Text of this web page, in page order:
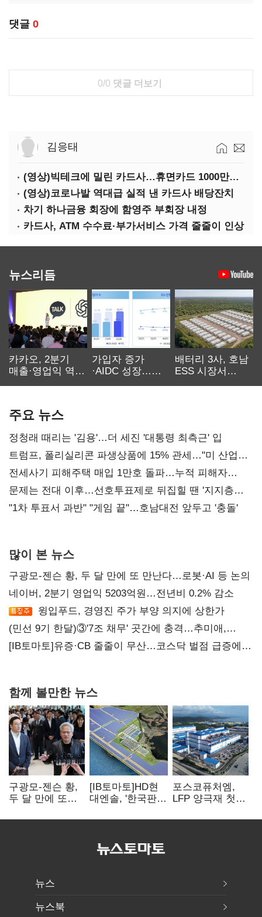
댓글 0
0/0 댓글 더보기
김응태
(영상)빅테크에 밀린 카드사…휴면카드 1000만장 육박
(영상)코로나발 역대급 실적 낸 카드사 배당잔치
차기 하나금융 회장에 함영주 부회장 내정
카드사, ATM 수수료·부가서비스 가격 줄줄이 인상
뉴스리듬
카카오, 2분기
매출·영업익 역대
가입자 증가
·AIDC 성장…
배터리 3사, 호남
ESS 시장서
주요 뉴스
정청래 때리는 '김용'…더 세진 '대통령 최측근' 입
트럼프, 폴리실리콘 파생상품에 15% 관세…"미 산업
재건"
전세사기 피해주택 매입 1만호 돌파…누적 피해자
4만278명
문제는 전대 이후…선호투표제로 뒤집힐 땐 '지지층
불복'
"1차 투표서 과반" "게임 끝"…호남대전 앞두고 '충돌'
많이 본 뉴스
구광모-젠슨 황, 두 달 만에 또 만난다…로봇·AI 등 논의
네이버, 2분기 영업익 5203억원…전년비 0.2% 감소
윙입푸드, 경영진 주가 부양 의지에 상한가
(민선 9기 한달)③'7조 채무' 곳간에 충격…추미애,
20년만에 '비상재정' 선언 승부수
[IB토마토]유증·CB 줄줄이 무산…코스닥 벌점 급증에
함께 볼만한 뉴스
구광모-젠슨 황,
두 달 만에 또
등 논의
[IB토마토]HD현
대엔솔, '한국판
세액공제 선택이
포스코퓨처엠,
LFP 양극재 첫
ESS 시장 공략
뉴스
뉴스북